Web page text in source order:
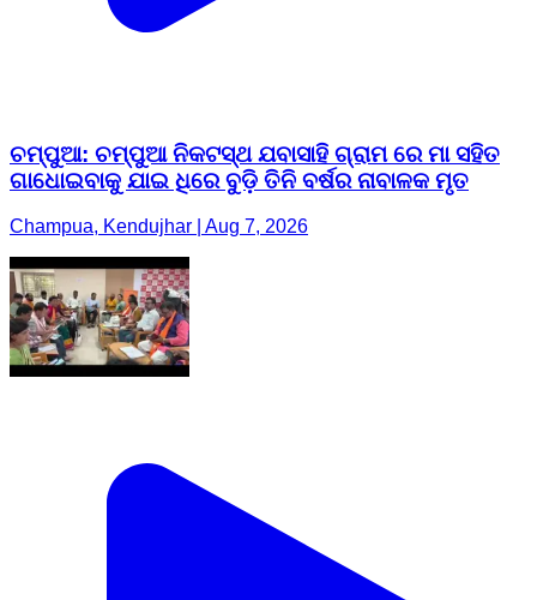
ଚମ୍ପୁଆ: ଚମ୍ପୁଆ ନିକଟସ୍ଥ ଯବାସାହି ଗ୍ରାମ ରେ ମା ସହିତ
ଗାଧୋଇବାକୁ ଯାଇ ଧିରେ ବୁଡ଼ି ତିନି ବର୍ଷର ନାବାଳକ ମୃତ
Champua, Kendujhar | Aug 7, 2026